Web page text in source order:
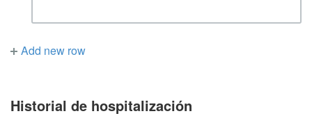
Add new row
Historial de hospitalización